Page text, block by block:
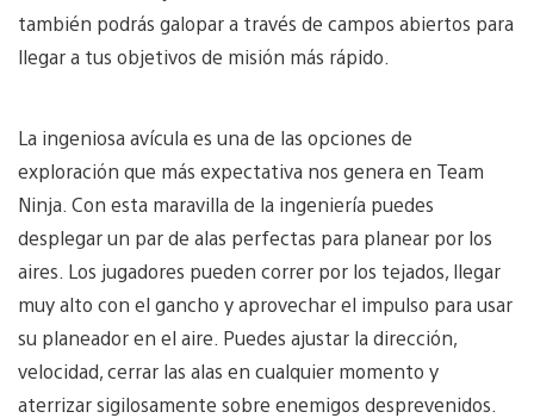
también podrás galopar a través de campos abiertos para
llegar a tus objetivos de misión más rápido.
La ingeniosa avícula es una de las opciones de
exploración que más expectativa nos genera en Team
Ninja. Con esta maravilla de la ingeniería puedes
desplegar un par de alas perfectas para planear por los
aires. Los jugadores pueden correr por los tejados, llegar
muy alto con el gancho y aprovechar el impulso para usar
su planeador en el aire. Puedes ajustar la dirección,
velocidad, cerrar las alas en cualquier momento y
aterrizar sigilosamente sobre enemigos desprevenidos.